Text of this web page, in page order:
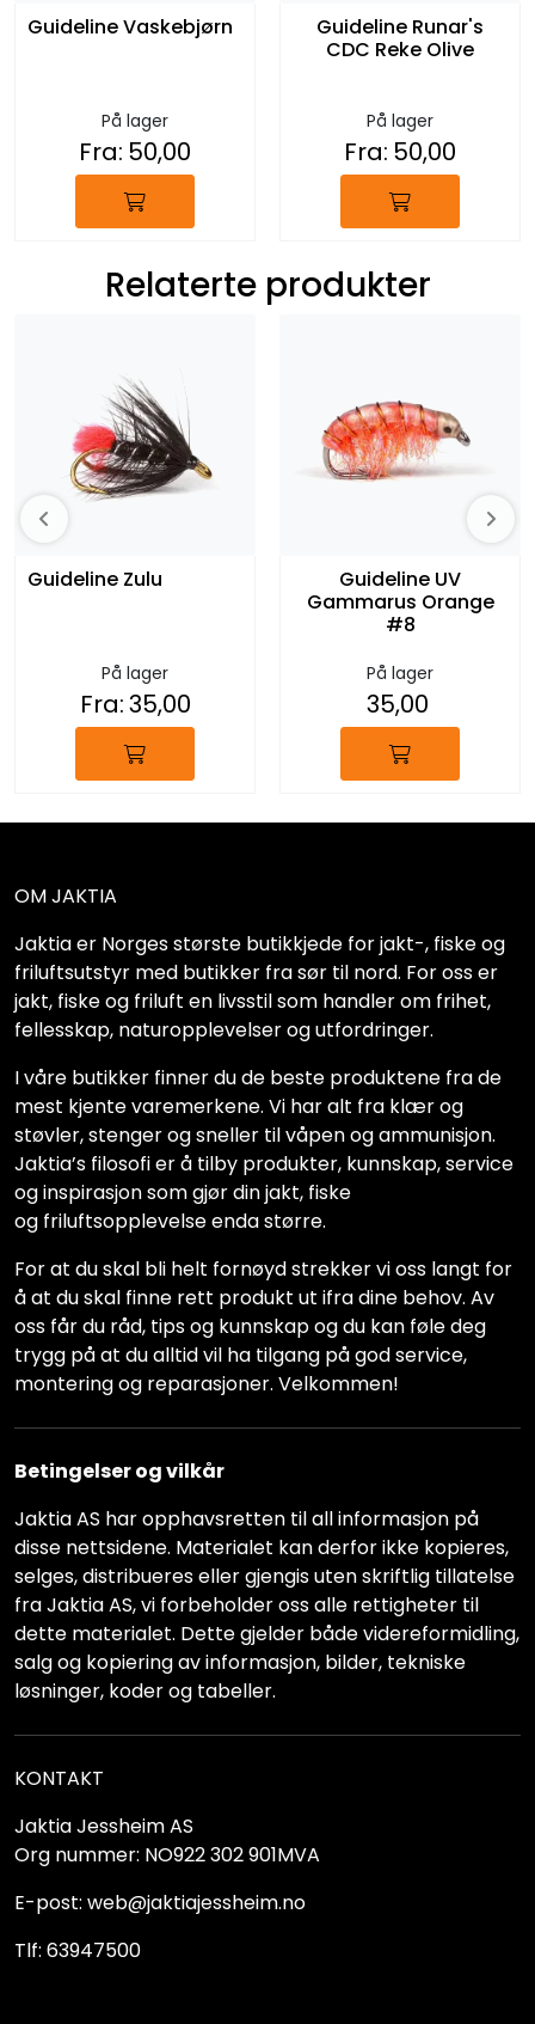
Guideline Vaskebjørn
På lager
Fra: 50,00
Guideline Runar's
CDC Reke Olive
På lager
Fra: 50,00
Relaterte produkter
Guideline Zulu
På lager
Fra:35,00
Guideline UV
Gammarus Orange
#8
På lager
35,00
OM JAKTIA
Jaktia er Norges største butikkjede for jakt-, fiske og
friluftsutstyr med butikker fra sør til nord. For oss er
jakt, fiske og friluft en livsstil som handler om frihet,
fellesskap, naturopplevelser og utfordringer.
I våre butikker finner du de beste produktene fra de
mest kjente varemerkene. Vi har alt fra klær og
støvler, stenger og sneller til våpen og ammunisjon.
Jaktia’s filosofi er å tilby produkter, kunnskap, service
og inspirasjon som gjør din jakt, fiske
og friluftsopplevelse enda større.
For at du skal bli helt fornøyd strekker vi oss langt for
å at du skal finne rett produkt ut ifra dine behov. Av
oss får du råd, tips og kunnskap og du kan føle deg
trygg på at du alltid vil ha tilgang på god service,
montering og reparasjoner. Velkommen!
Betingelser og vilkår
Jaktia AS har opphavsretten til all informasjon på
disse nettsidene. Materialet kan derfor ikke kopieres,
selges, distribueres eller gjengis uten skriftlig tillatelse
fra Jaktia AS, vi forbeholder oss alle rettigheter til
dette materialet. Dette gjelder både videreformidling,
salg og kopiering av informasjon, bilder, tekniske
løsninger, koder og tabeller.
KONTAKT
Jaktia Jessheim AS
Org nummer: NO922 302 901MVA
E-post: web@jaktiajessheim.no
Tlf: 63947500